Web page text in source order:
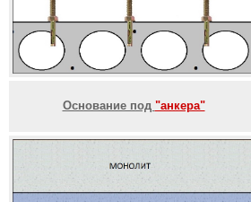
Основание под "анкера"